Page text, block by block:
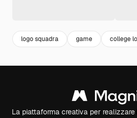
logo squadra game college
La piattaforma creativa per